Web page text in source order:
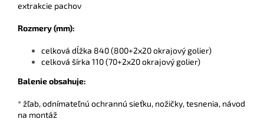
extrakcie pachov
Rozmery (mm):
celková dĺžka 840 (800+2x20 okrajový golier)
celková šírka 110 (70+2x20 okrajový golier)
Balenie obsahuje:
* žľab, odnímateľnú ochrannú sieťku, nožičky, tesnenia, návod
na montáž